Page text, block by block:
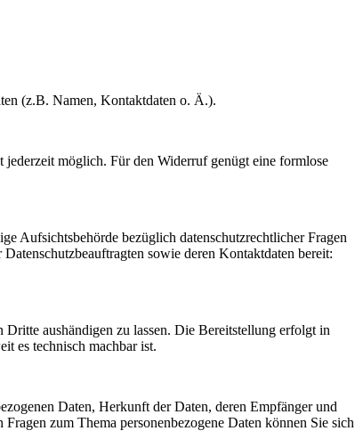
(z.B. Namen, Kontaktdaten o. Ä.).
möglich. Für den Widerruf genügt eine formlose
Aufsichtsbehörde bezüglich datenschutzrechtlicher Fragen
sowie deren Kontaktdaten bereit:
aushändigen zu lassen. Die Bereitstellung erfolgt in
es technisch machbar ist.
Daten, Herkunft der Daten, deren Empfänger und
zum Thema personenbezogene Daten können Sie sich